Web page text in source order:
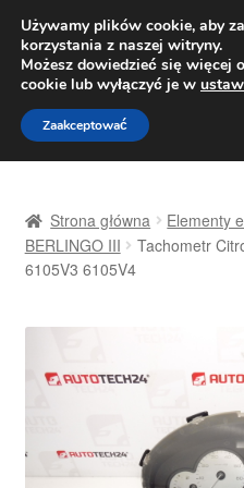
Pn.-pt. 9:00-
Przejdź
do
nawigacji
Przejdź
do
treści
Dostawa
Strona główna Elementy
BERLINGO III
Tachometr
6105V3 6105V4
Używamy plików cookie, aby
korzystania z naszej witryny.
Możesz dowiedzieć się więcej
cookie lub wyłączyć je w
Zaakceptować